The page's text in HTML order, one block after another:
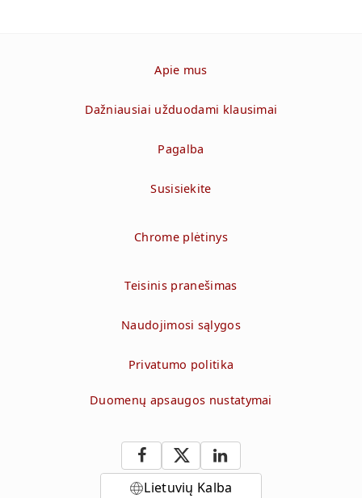
Apie mus
Dažniausiai užduodami klausimai
Pagalba
Susisiekite
Chrome plėtinys
Teisinis pranešimas
Naudojimosi sąlygos
Privatumo politika
Duomenų apsaugos nustatymai
Lietuvių Kalba